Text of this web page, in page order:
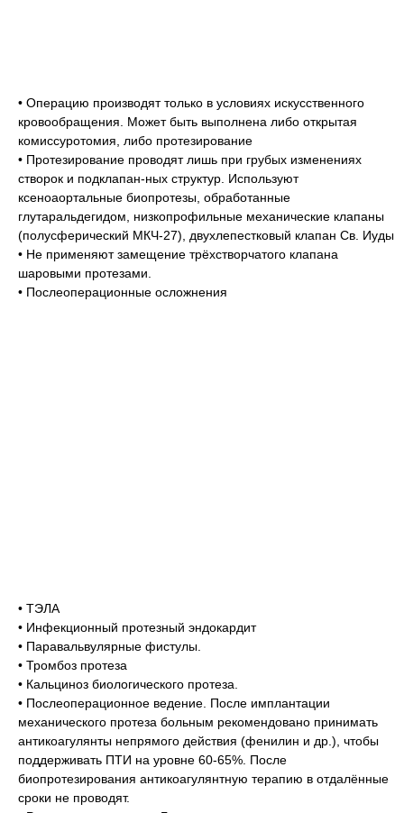
• Операцию производят только в условиях искусственного
кровообращения. Может быть выполнена либо открытая
комиссуротомия, либо протезирование
• Протезирование проводят лишь при грубых изменениях
створок и подклапан-ных структур. Используют
ксеноаортальные биопротезы, обработанные
глутаральдегидом, низкопрофильные механические клапаны
(полусферический МКЧ-27), двухлепестковый клапан Св. Иуды
• Не применяют замещение трёхстворчатого клапана
шаровыми протезами.
• Послеоперационные осложнения
• ТЭЛА
• Инфекционный протезный эндокардит
• Паравальвулярные фистулы.
• Тромбоз протеза
• Кальциноз биологического протеза.
• Послеоперационное ведение. После имплантации
механического протеза больным рекомендовано принимать
антикоагулянты непрямого действия (фенилин и др.), чтобы
поддерживать ПТИ на уровне 60-65%. После
биопротезирования антикоагулянтную терапию в отдалённые
сроки не проводят.